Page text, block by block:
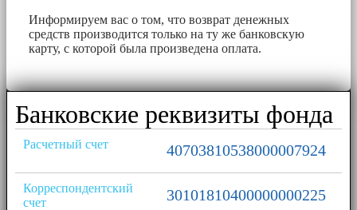
Информируем вас о том, что возврат денежных
средств производится только на ту же банковскую
карту, с которой была произведена оплата.
Банковские реквизиты фонда
Расчетный счет 40703810538000007924
Корреспондентский
счет
30101810400000000225